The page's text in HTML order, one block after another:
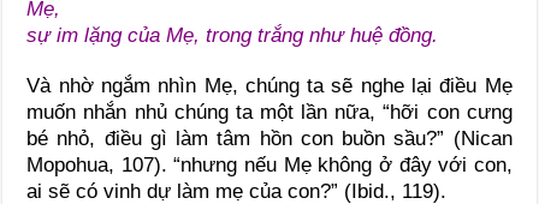
Mẹ,
sự im lặng của Mẹ, trong trắng như huệ đồng.
Và nhờ ngắm nhìn Mẹ, chúng ta sẽ nghe lại điều Mẹ
muốn nhắn nhủ chúng ta một lần nữa, “hỡi con cưng
bé nhỏ, điều gì làm tâm hồn con buồn sầu?” (Nican
Mopohua, 107). “nhưng nếu Mẹ không ở đây với con,
ai sẽ có vinh dự làm mẹ của con?” (Ibid., 119).